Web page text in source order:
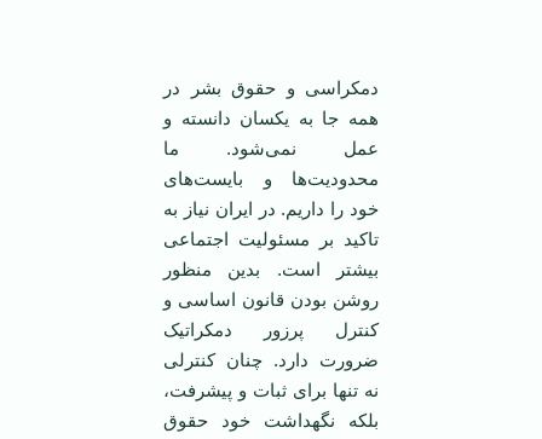
دمکراسی و حقوق بشر در
همه جا به یکسان دانسته و
عمل نمی‌شود. ما
محدودیت‌ها و بایست‌های
خود را داریم. در ایران نیاز به
تاکید بر مسئولیت اجتماعی
بیشتر است. بدین منظور
روشن بودن قانون اساسی و
کنترل پرزور دمکراتیک
ضرورت دارد. چنان کنترلی
نه تنها برای ثبات و پیشرفت،
بلکه نگهداشت خود حقوق